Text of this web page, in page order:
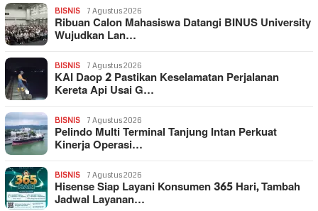
BISNIS 7 Agustus 2026
Ribuan Calon Mahasiswa Datangi BINUS University
Wujudkan Lan…
BISNIS 7 Agustus 2026
KAI Daop 2 Pastikan Keselamatan Perjalanan
Kereta Api Usai G…
BISNIS 7 Agustus 2026
Pelindo Multi Terminal Tanjung Intan Perkuat
Kinerja Operasi…
BISNIS 7 Agustus 2026
Hisense Siap Layani Konsumen 365 Hari, Tambah
Jadwal Layanan…